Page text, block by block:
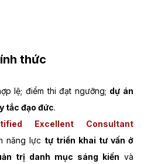
thức
lệ; điểm thi đạt ngưỡng; dự án
tắc đạo đức.
Excellent Consultant
năng lực tự triển khai tư vấn ở
trị danh mục sáng kiến và